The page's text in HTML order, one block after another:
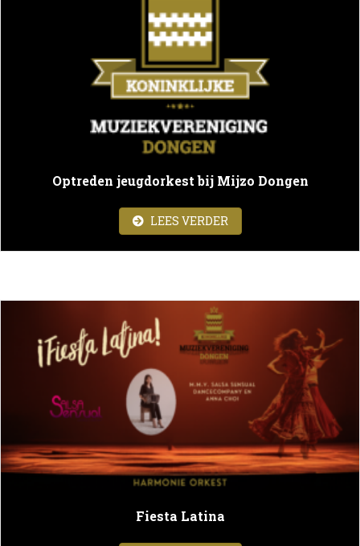
Optreden jeugdorkest bij Mijzo Dongen
LEES VERDERABOUT OPTREDEN
Fiesta Latina